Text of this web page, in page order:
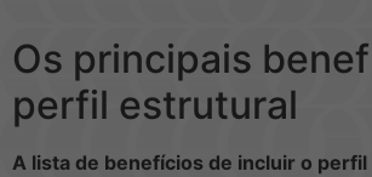
Os principais
perfil estrutural
A lista de benefícios de incluir o